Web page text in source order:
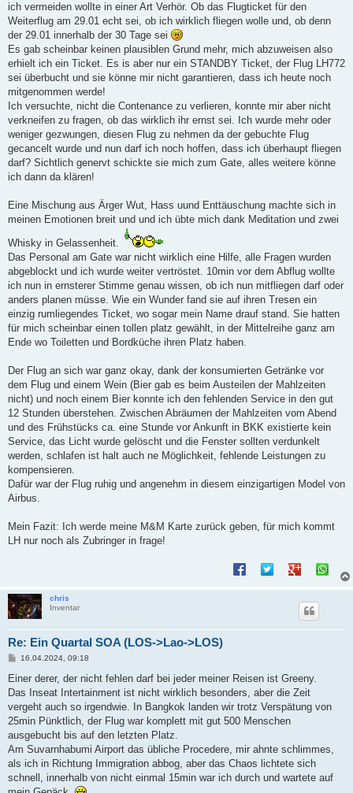
ich vermeiden wollte in einer Art Verhör. Ob das Flugticket für den
Weiterflug am 29.01 echt sei, ob ich wirklich fliegen wolle und, ob denn
der 29.01 innerhalb der 30 Tage sei
Es gab scheinbar keinen plausiblen Grund mehr, mich abzuweisen also
erhielt ich ein Ticket. Es is aber nur ein STANDBY Ticket, der Flug LH772
sei überbucht und sie könne mir nicht garantieren, dass ich heute noch
mitgenommen werde!
Ich versuchte, nicht die Contenance zu verlieren, konnte mir aber nicht
verkneifen zu fragen, ob das wirklich ihr ernst sei. Ich wurde mehr oder
weniger gezwungen, diesen Flug zu nehmen da der gebuchte Flug
gecancelt wurde und nun darf ich noch hoffen, dass ich überhaupt fliegen
darf? Sichtlich genervt schickte sie mich zum Gate, alles weitere könne
ich dann da klären!
Eine Mischung aus Ärger Wut, Hass uund Enttäuschung machte sich in
meinen Emotionen breit und und ich übte mich dank Meditation und zwei
Whisky in Gelassenheit.
Das Personal am Gate war nicht wirklich eine Hilfe, alle Fragen wurden
abgeblockt und ich wurde weiter vertröstet. 10min vor dem Abflug wollte
ich nun in ernsterer Stimme genau wissen, ob ich nun mitfliegen darf oder
anders planen müsse. Wie ein Wunder fand sie auf ihren Tresen ein
einzig rumliegendes Ticket, wo sogar mein Name drauf stand. Sie hatten
für mich scheinbar einen tollen platz gewählt, in der Mittelreihe ganz am
Ende wo Toiletten und Bordküche ihren Platz haben.
Der Flug an sich war ganz okay, dank der konsumierten Getränke vor
dem Flug und einem Wein (Bier gab es beim Austeilen der Mahlzeiten
nicht) und noch einem Bier konnte ich den fehlenden Service in den gut
12 Stunden überstehen. Zwischen Abräumen der Mahlzeiten vom Abend
und des Frühstücks ca. eine Stunde vor Ankunft in BKK existierte kein
Service, das Licht wurde gelöscht und die Fenster sollten verdunkelt
werden, schlafen ist halt auch ne Möglichkeit, fehlende Leistungen zu
kompensieren.
Dafür war der Flug ruhig und angenehm in diesem einzigartigen Model von
Airbus.
Mein Fazit: Ich werde meine M&M Karte zurück geben, für mich kommt
LH nur noch als Zubringer in frage!
chris
Inventar
Re: Ein Quartal SOA (LOS->Lao->LOS)
B
i
r
a
16.04.2024, 09:18
Einer derer, der nicht fehlen darf bei jeder meiner Reisen ist Greeny.
Das Inseat Intertainment ist nicht wirklich besonders, aber die Zeit
vergeht auch so irgendwie. In Bangkok landen wir trotz Verspätung von
25min Pünktlich, der Flug war komplett mit gut 500 Menschen
ausgebucht bis auf den letzten Platz.
Am Suvarnhabumi Airport das übliche Procedere, mir ahnte schlimmes,
als ich in Richtung Immigration abbog, aber das Chaos lichtete sich
schnell, innerhalb von nicht einmal 15min war ich durch und wartete auf